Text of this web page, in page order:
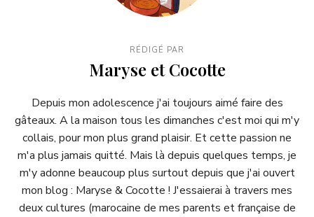
RÉDIGÉ PAR
Maryse et Cocotte
Depuis mon adolescence j'ai toujours aimé faire des
gâteaux. A la maison tous les dimanches c'est moi qui m'y
collais, pour mon plus grand plaisir. Et cette passion ne
m'a plus jamais quitté. Mais là depuis quelques temps, je
m'y adonne beaucoup plus surtout depuis que j'ai ouvert
mon blog : Maryse & Cocotte ! J'essaierai à travers mes
deux cultures (marocaine de mes parents et française de